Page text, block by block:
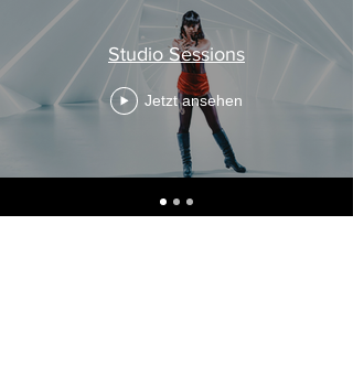
Studio Sessions
Jetzt ansehen